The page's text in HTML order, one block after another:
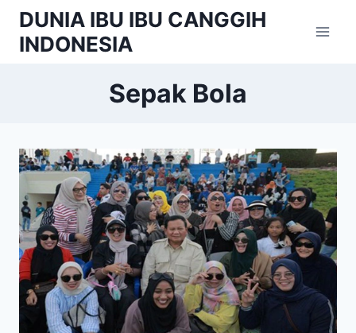
Skip
content
DUNIA IBU IBU CANGGIH
INDONESIA
Sepak Bola